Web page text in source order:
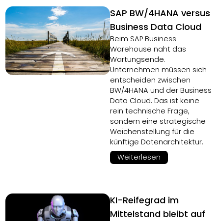
SAP BW/4HANA versus
Business Data Cloud
Beim SAP Business
Warehouse naht das
Wartungsende.
Unternehmen müssen sich
entscheiden zwischen
BW/4HANA und der Business
Data Cloud. Das ist keine
rein technische Frage,
sondern eine strategische
Weichenstellung für die
künftige Datenarchitektur.
Weiterlesen
KI-Reifegrad im
Mittelstand bleibt auf